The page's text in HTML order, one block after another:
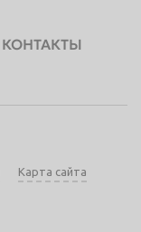
КОНТАКТЫ
Карта сайта